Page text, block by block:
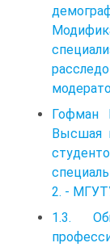
Гофман
Высшая
2. -
1.3.